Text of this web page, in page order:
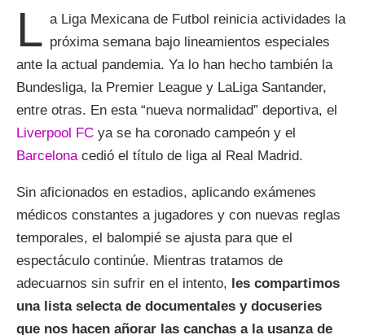
L a Liga Mexicana de Futbol reinicia actividades la
próxima semana bajo lineamientos especiales
ante la actual pandemia. Ya lo han hecho también la
Bundesliga, la Premier League y LaLiga Santander,
entre otras. En esta “nueva normalidad” deportiva, el
Liverpool FC ya se ha coronado campeón y el
Barcelonacedió el título de liga al Real Madrid.
Sin aficionados en estadios, aplicando exámenes
médicos constantes a jugadores y con nuevas reglas
temporales, el balompié se ajusta para que el
espectáculo continúe. Mientras tratamos de
adecuarnos sin sufrir en el intento, les compartimos
una lista selecta de documentales y docuseries
que nos hacen añorar las canchas a la usanza de